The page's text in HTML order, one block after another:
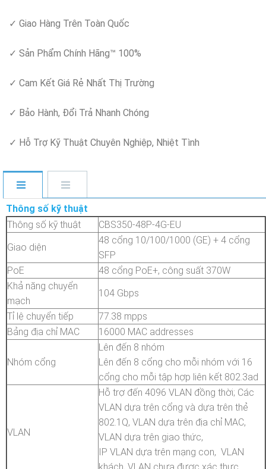
✓ Giao Hàng Trên Toàn Quốc
✓ Sản Phẩm Chính Hãng™ 100%
✓ Cam Kết Giá Rẻ Nhất Thị Trường
✓ Bảo Hành, Đổi Trả Nhanh Chóng
✓ Hỗ Trợ Kỹ Thuật Chuyên Nghiệp, Nhiệt Tình
Thông số kỹ thuật
Thông số kỹ thuật
CBS350-48P-4G-EU
Giao diện
48 cổng 10/100/1000 (GE) + 4 cổng
SFP
PoE
48 cổng PoE+, công suất 370W
Khả năng chuyển
mạch
104 Gbps
Tỉ lệ chuyển tiếp
77.38 mpps
Bảng địa chỉ MAC
16000 MAC addresses
Nhóm cổng
Lên đến 8 nhóm
Lên đến 8 cổng cho mỗi nhóm với 16
cổng cho mỗi tập hợp liên kết 802.3ad
VLAN
Hỗ trợ đến 4096 VLAN đồng thời; Các
VLAN dựa trên cổng và dựa trên thẻ
802.1Q, VLAN dựa trên địa chỉ MAC,
VLAN dựa trên giao thức,
IP VLAN dựa trên mạng con, VLAN